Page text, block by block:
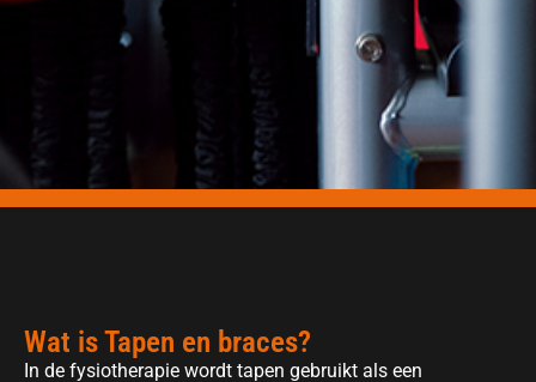
Wat is Tapen en braces?
In de fysiotherapie wordt tapen gebruikt als een